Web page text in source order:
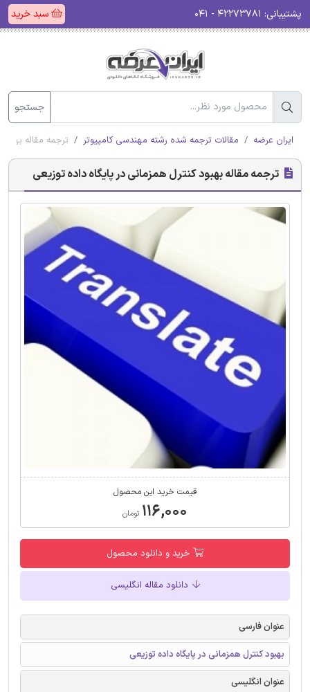
پشتیبانی: سبد خرید
جستجو
ایران عرضه مقالات ترجمه شده رشته مهندسی کامپیوتر ترجمه مقاله
ترجمه مقاله بهبود کنترل همزمانی در پایگاه داده توزیعی
قیمت خرید این محصول
۱۱۶,۰۰۰ تومان
خرید و دانلود محصول
دانلود مقاله انگلیسی
عنوان فارسی
بهبود کنترل همزمانی در پایگاه داده توزیعی
عنوان انگلیسی